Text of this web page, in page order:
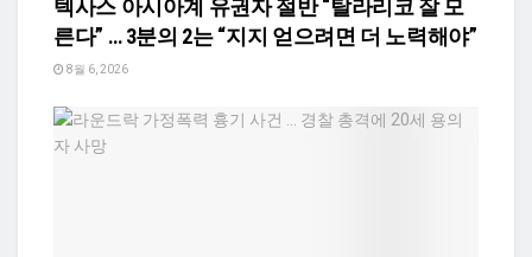
텍사스 아시아계 유권자 절반 “탈라리코 잘 모
른다” … 3분의 2는 “지지 얻으려면 더 노력해야”
8월 6, 2026